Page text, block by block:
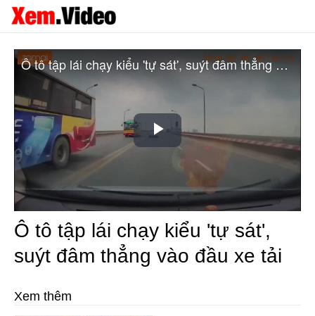
Play
Video
Ô tô tập lái chạy kiểu 'tự sát', suýt đâm thẳng vào đầu xe tải
Ô tô tập lái chạy kiểu 'tự sát',
suýt đâm thẳng vào đầu xe tải
Xem thêm